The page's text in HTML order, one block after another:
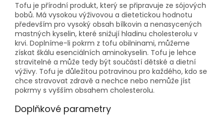
Tofu je přírodní produkt, který se připravuje ze sójových
bobů. Má vysokou výživovou a dietetickou hodnotu
především pro vysoký obsah bílkovin a nenasycených
mastných kyselin, které snižují hladinu cholesterolu v
krvi. Doplníme-li pokrm z tofu obilninami, můžeme
získat škálu esenciálních aminokyselin. Tofu je lehce
stravitelné a může tedy být součástí dětské a dietní
výživy. Tofu je důležitou potravinou pro každého, kdo se
chce stravovat zdravě a nechce nebo nemůže jíst
pokrmy s vyšším obsahem cholesterolu.
Doplňkové parametry